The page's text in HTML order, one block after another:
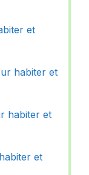
et
habiter et
habiter et
et